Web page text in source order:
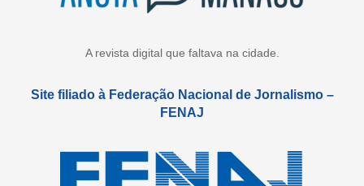
A revista digital que faltava na cidade.
Site filiado à Federação Nacional de Jornalismo –
FENAJ